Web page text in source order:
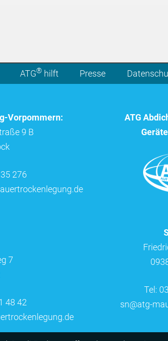
ATG® hilft Presse
Vorpommern:
9 B
276
7
48 42
ATG
Tel:
sn@atg-